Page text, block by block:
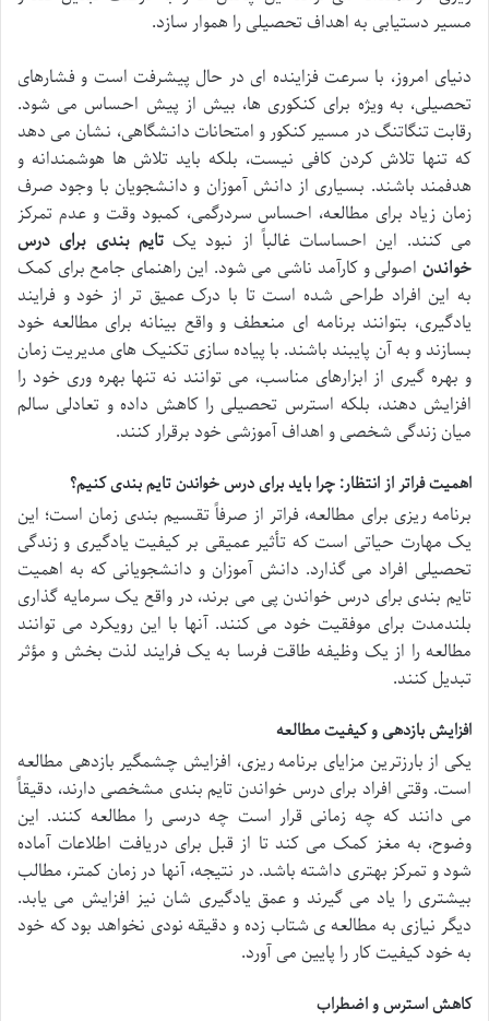
مسیر دستیابی به اهداف تحصیلی را هموار سازد.
دنیای امروز، با سرعت فزاینده ای در حال پیشرفت است و فشارهای
تحصیلی، به ویژه برای کنکوری ها، بیش از پیش احساس می شود.
رقابت تنگاتنگ در مسیر کنکور و امتحانات دانشگاهی، نشان می دهد
که تنها تلاش کردن کافی نیست، بلکه باید تلاش ها هوشمندانه و
هدفمند باشند. بسیاری از دانش آموزان و دانشجویان با وجود صرف
زمان زیاد برای مطالعه، احساس سردرگمی، کمبود وقت و عدم تمرکز
می کنند. این احساسات غالباً از نبود یکتایم بندی برای درس
خواندن اصولی و کارآمد ناشی می شود. این راهنمای جامع برای کمک
به این افراد طراحی شده است تا با درک عمیق تر از خود و فرایند
یادگیری، بتوانند برنامه ای منعطف و واقع بینانه برای مطالعه خود
بسازند و به آن پایبند باشند. با پیاده سازی تکنیک های مدیریت زمان
و بهره گیری از ابزارهای مناسب، می توانند نه تنها بهره وری خود را
افزایش دهند، بلکه استرس تحصیلی را کاهش داده و تعادلی سالم
میان زندگی شخصی و اهداف آموزشی خود برقرار کنند.
اهمیت فراتر از انتظار: چرا باید برای درس خواندن تایم بندی کنیم؟
برنامه ریزی برای مطالعه، فراتر از صرفاً تقسیم بندی زمان است؛ این
یک مهارت حیاتی است که تأثیر عمیقی بر کیفیت یادگیری و زندگی
تحصیلی افراد می گذارد. دانش آموزان و دانشجویانی که به اهمیت
تایم بندی برای درس خواندن پی می برند، در واقع یک سرمایه گذاری
بلندمدت برای موفقیت خود می کنند. آنها با این رویکرد می توانند
مطالعه را از یک وظیفه طاقت فرسا به یک فرایند لذت بخش و مؤثر
تبدیل کنند.
افزایش بازدهی و کیفیت مطالعه
یکی از بارزترین مزایای برنامه ریزی، افزایش چشمگیر بازدهی مطالعه
است. وقتی افراد برای درس خواندن تایم بندی مشخصی دارند، دقیقاً
می دانند که چه زمانی قرار است چه درسی را مطالعه کنند. این
وضوح، به مغز کمک می کند تا از قبل برای دریافت اطلاعات آماده
شود و تمرکز بهتری داشته باشد. در نتیجه، آنها در زمان کمتر، مطالب
بیشتری را یاد می گیرند و عمق یادگیری شان نیز افزایش می یابد.
دیگر نیازی به مطالعه ی شتاب زده و دقیقه نودی نخواهد بود که خود
به خود کیفیت کار را پایین می آورد.
کاهش استرس و اضطراب